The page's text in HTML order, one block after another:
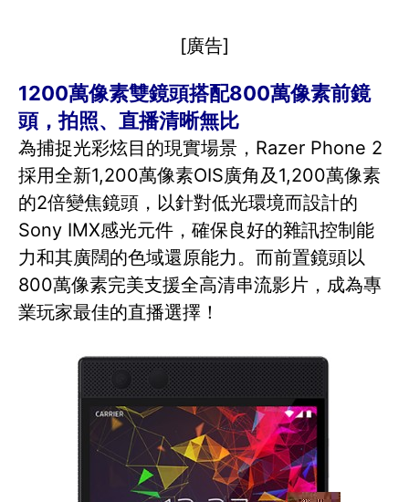
[廣告]
1200萬像素雙鏡頭搭配800萬像素前鏡
頭，拍照、直播清晰無比
為捕捉光彩炫目的現實場景，Razer Phone 2
採用全新1,200萬像素OIS廣角及1,200萬像素
的2倍變焦鏡頭，以針對低光環境而設計的
Sony IMX感光元件，確保良好的雜訊控制能
力和其廣闊的色域還原能力。而前置鏡頭以
800萬像素完美支援全高清串流影片，成為專
業玩家最佳的直播選擇！